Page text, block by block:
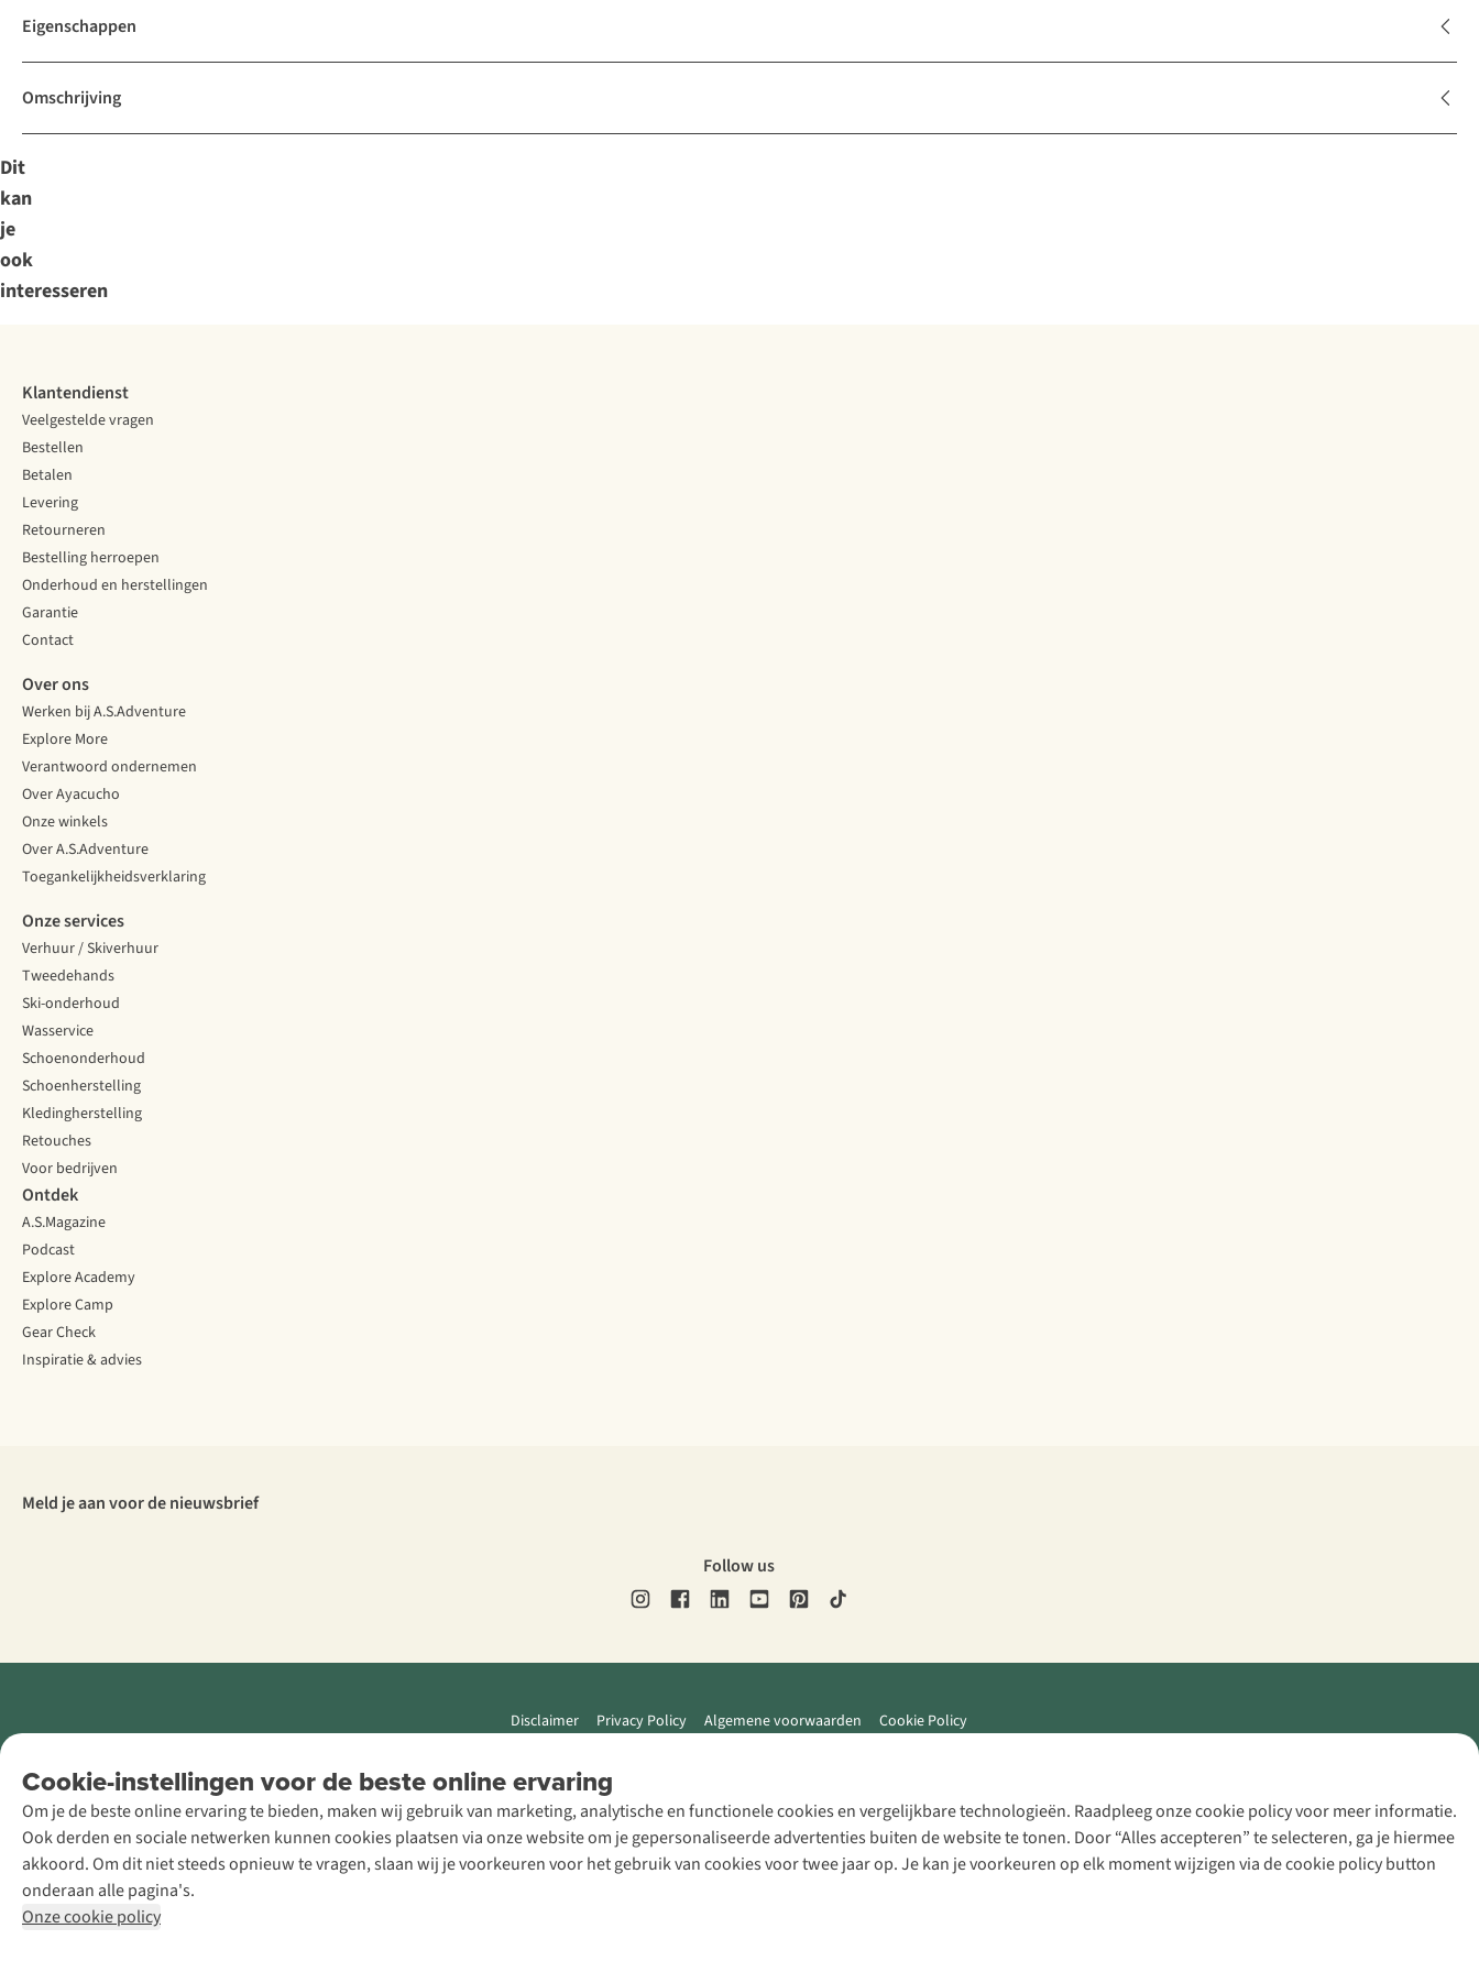
Eigenschappen
Omschrijving
Dit
kan
je
ook
interesseren
Cookie-instellingen voor de beste online ervaring
Om je de beste online ervaring te bieden, maken wij gebruik van marketing, analytische en functionele cookies en vergelijkbare technologieën. Raadpleeg onze cookie policy voor meer informatie.
Ook derden en sociale netwerken kunnen cookies plaatsen via onze website om je gepersonaliseerde advertenties buiten de website te tonen. Door “Alles accepteren” te selecteren, ga je hiermee
akkoord. Om dit niet steeds opnieuw te vragen, slaan wij je voorkeuren voor het gebruik van cookies voor twee jaar op. Je kan je voorkeuren op elk moment wijzigen via de cookie policy button
onderaan alle pagina's.
Onze cookie policy
Klantendienst
Veelgestelde vragen
Bestellen
Betalen
Levering
Retourneren
Bestelling herroepen
Onderhoud en herstellingen
Garantie
Contact
Over ons
Werken bij A.S.Adventure
Explore More
Verantwoord ondernemen
Over Ayacucho
Onze winkels
Over A.S.Adventure
Toegankelijkheidsverklaring
Onze services
Verhuur / Skiverhuur
Tweedehands
Ski-onderhoud
Wasservice
Schoenonderhoud
Schoenherstelling
Kledingherstelling
Retouches
Voor bedrijven
Ontdek
A.S.Magazine
Podcast
Explore Academy
Explore Camp
Gear Check
Inspiratie & advies
Meld je aan voor de nieuwsbrief
Follow us
Disclaimer Privacy Policy Algemene voorwaarden Cookie Policy
Retail Concepts
NV,
Smallandlaan
9, B-2660
Hoboken
+32 (0)3 828
30 15